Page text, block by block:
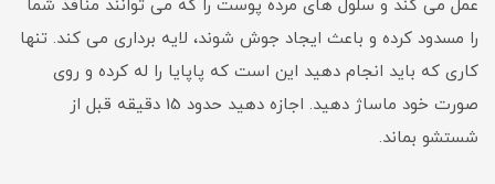
عمل می کند و سلول های مرده پوست را که می توانند منافذ شما
را مسدود کرده و باعث ایجاد جوش شوند، لایه برداری می کند. تنها
کاری که باید انجام دهید این است که پاپایا را له کرده و روی
صورت خود ماساژ دهید. اجازه دهید حدود 15 دقیقه قبل از
شستشو بماند.